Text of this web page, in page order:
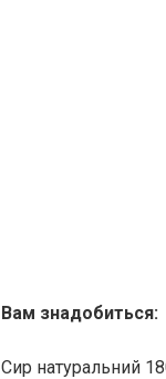
Вам знадобиться:
Сир натуральний